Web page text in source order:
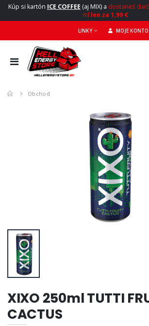
Kúp si kartón ICE COFFEE (aj MIX) a dostaneš
ml len za 1,99 €
LINKY MOJE KONTO
Obchod
XIXO 250ml TUTTI
CACTUS